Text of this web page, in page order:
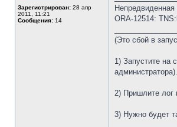
Зарегистрирован: 28 апр
2011, 11:21
Сообщения: 14
ORA-12514:
(Это сбой в
1) Запустите на
администратора).
2) Пришлите лог
3) Нужно будет